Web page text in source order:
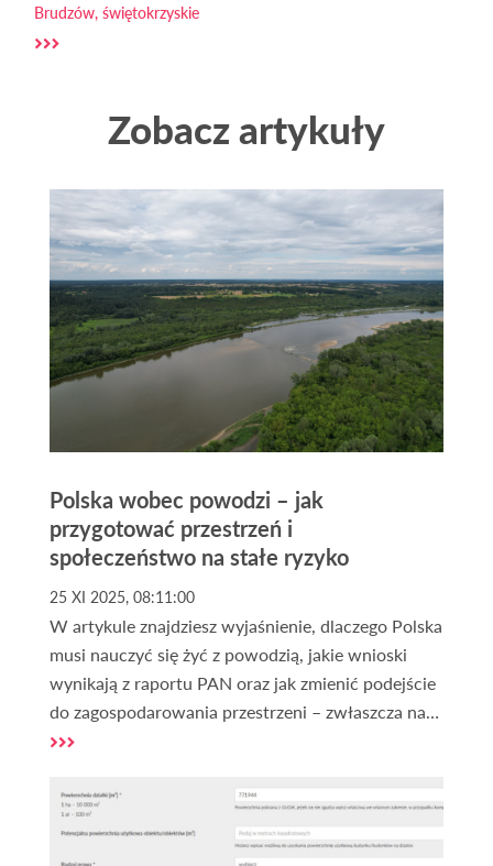
Brudzów, świętokrzyskie
Zobacz artykuły
Polska wobec powodzi – jak
przygotować przestrzeń i
społeczeństwo na stałe ryzyko
25 XI 2025, 08:11:00
W artykule znajdziesz wyjaśnienie, dlaczego Polska
musi nauczyć się żyć z powodzią, jakie wnioski
wynikają z raportu PAN oraz jak zmienić podejście
do zagospodarowania przestrzeni – zwłaszcza na
terenach takich jak
państwa, samorządów i mieszkańców oraz
konieczność systemowego zarządzania ryzykiem.